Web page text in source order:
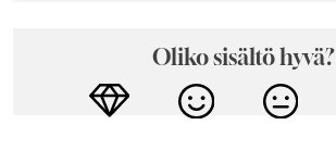
Oliko sisältö hyvä?